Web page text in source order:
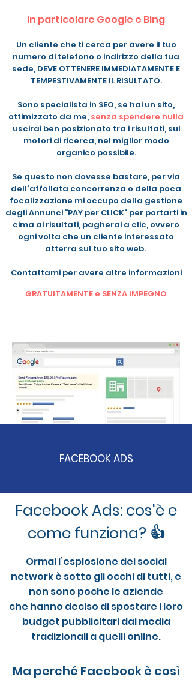
In particolare Google e Bing
Un cliente che ti cerca per avere il tuo
numero di telefono o indirizzo della tua
sede, DEVE OTTENERE IMMEDIATAMENTE E
TEMPESTIVAMENTE IL RISULTATO.
Sono specialista in SEO, se hai un sito,
ottimizzato da me, senza spendere nulla
uscirai ben posizionato tra i risultati, sui
motori di ricerca, nel miglior modo
organico possibile.
Se questo non dovesse bastare, per via
dell'affollata concorrenza o della poca
focalizzazione mi occupo della gestione
degli Annunci "PAY per CLICK" per portarti in
cima ai risultati, pagherai a clic, ovvero
ogni volta che un cliente interessato
atterra sul tuo sito web.
Contattami per avere altre informazioni
GRATUITAMENTE e SENZA IMPEGNO
FACEBOOK ADS
Facebook Ads: cos'è e
come funziona? 👍
Ormai l’esplosione deisocial
networkè sotto gli occhi di tutti, e
non sono poche le aziende
che hanno deciso dispostare i loro
budget pubblicitari dai media
tradizionali a quelli online.
Ma perché Facebook è così